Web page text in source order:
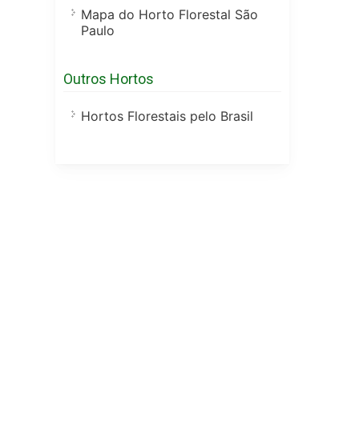
Mapa do Horto Florestal São
Paulo
Outros Hortos
Hortos Florestais pelo Brasil